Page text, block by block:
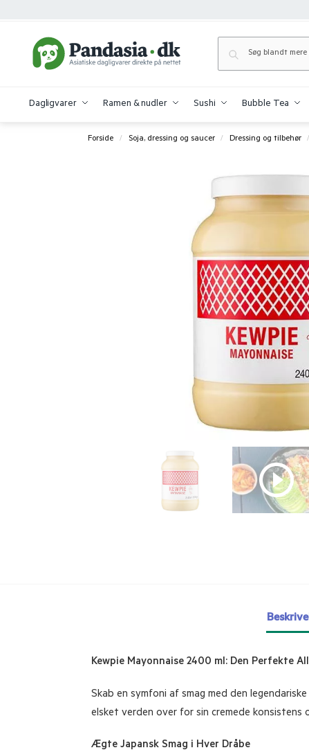
Dagligvarer Ramen & nudler Sushi Bubble Tea
Forside / Soja, dressing og saucer / Dressing og tilbehør /
Kewpie Mayonnaise 2400 ml: Den Perfekte
Skab en symfoni af smag med den
elsket verden over for sin cremede konsistens
Ægte Japansk Smag i Hver Dråbe